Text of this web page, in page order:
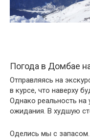
Погода в Домбае
Отправляясь на
в курсе, что наверху
Однако реальность на
ожидания. В худшую
Оделись мы с